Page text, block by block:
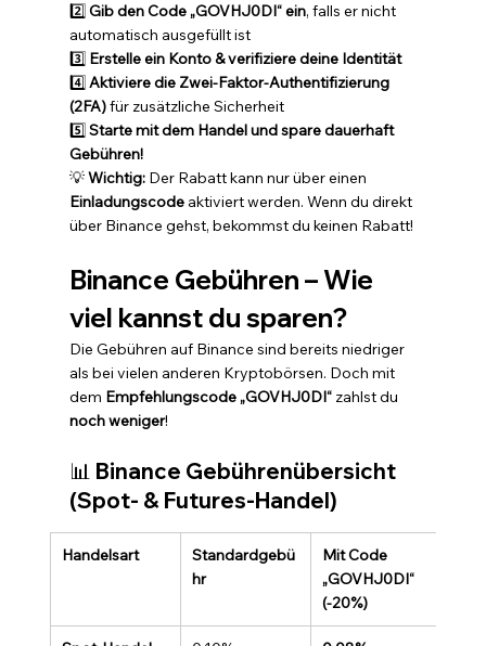
2️⃣ Gib den Code „GOVHJ0DI“ ein, falls er nicht
automatisch ausgefüllt ist
3️⃣ Erstelle ein Konto & verifiziere deine Identität
4️⃣ Aktiviere die Zwei-Faktor-Authentifizierung
(2FA) für zusätzliche Sicherheit
5️⃣ Starte mit dem Handel und spare dauerhaft
Gebühren!
💡 Wichtig: Der Rabatt kann nur über einen
Einladungscode aktiviert werden. Wenn du direkt
über Binance gehst, bekommst du keinen Rabatt!
Binance Gebühren – Wie
viel kannst du sparen?
Die Gebühren auf Binance sind bereits niedriger
als bei vielen anderen Kryptobörsen. Doch mit
dem Empfehlungscode „GOVHJ0DI“ zahlst du
noch weniger!
📊 Binance Gebührenübersicht
(Spot- & Futures-Handel)
Handelsart
Standardgebü
hr
Mit Code
„GOVHJ0DI“
(-20%)